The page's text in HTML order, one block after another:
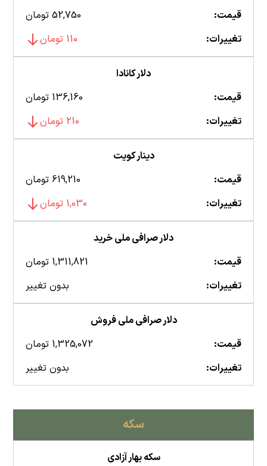
قیمت:
52,750 تومان
تغییرات:
110 تومان
دلار کانادا
قیمت:
136,160 تومان
تغییرات:
210 تومان
دینار کویت
قیمت:
619,210 تومان
تغییرات:
1,030 تومان
دلار صرافی ملی خرید
قیمت:
1,311,821 تومان
تغییرات:
بدون تغییر
دلار صرافی ملی فروش
قیمت:
1,325,072 تومان
تغییرات:
بدون تغییر
سکه
سکه بهار آزادی